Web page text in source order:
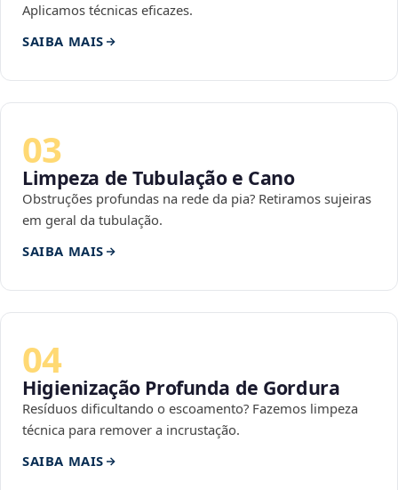
Aplicamos técnicas eficazes.
SAIBA MAIS
03
Limpeza de Tubulação e Cano
Obstruções profundas na rede da pia? Retiramos sujeiras
em geral da tubulação.
SAIBA MAIS
04
Higienização Profunda de Gordura
Resíduos dificultando o escoamento? Fazemos limpeza
técnica para remover a incrustação.
SAIBA MAIS